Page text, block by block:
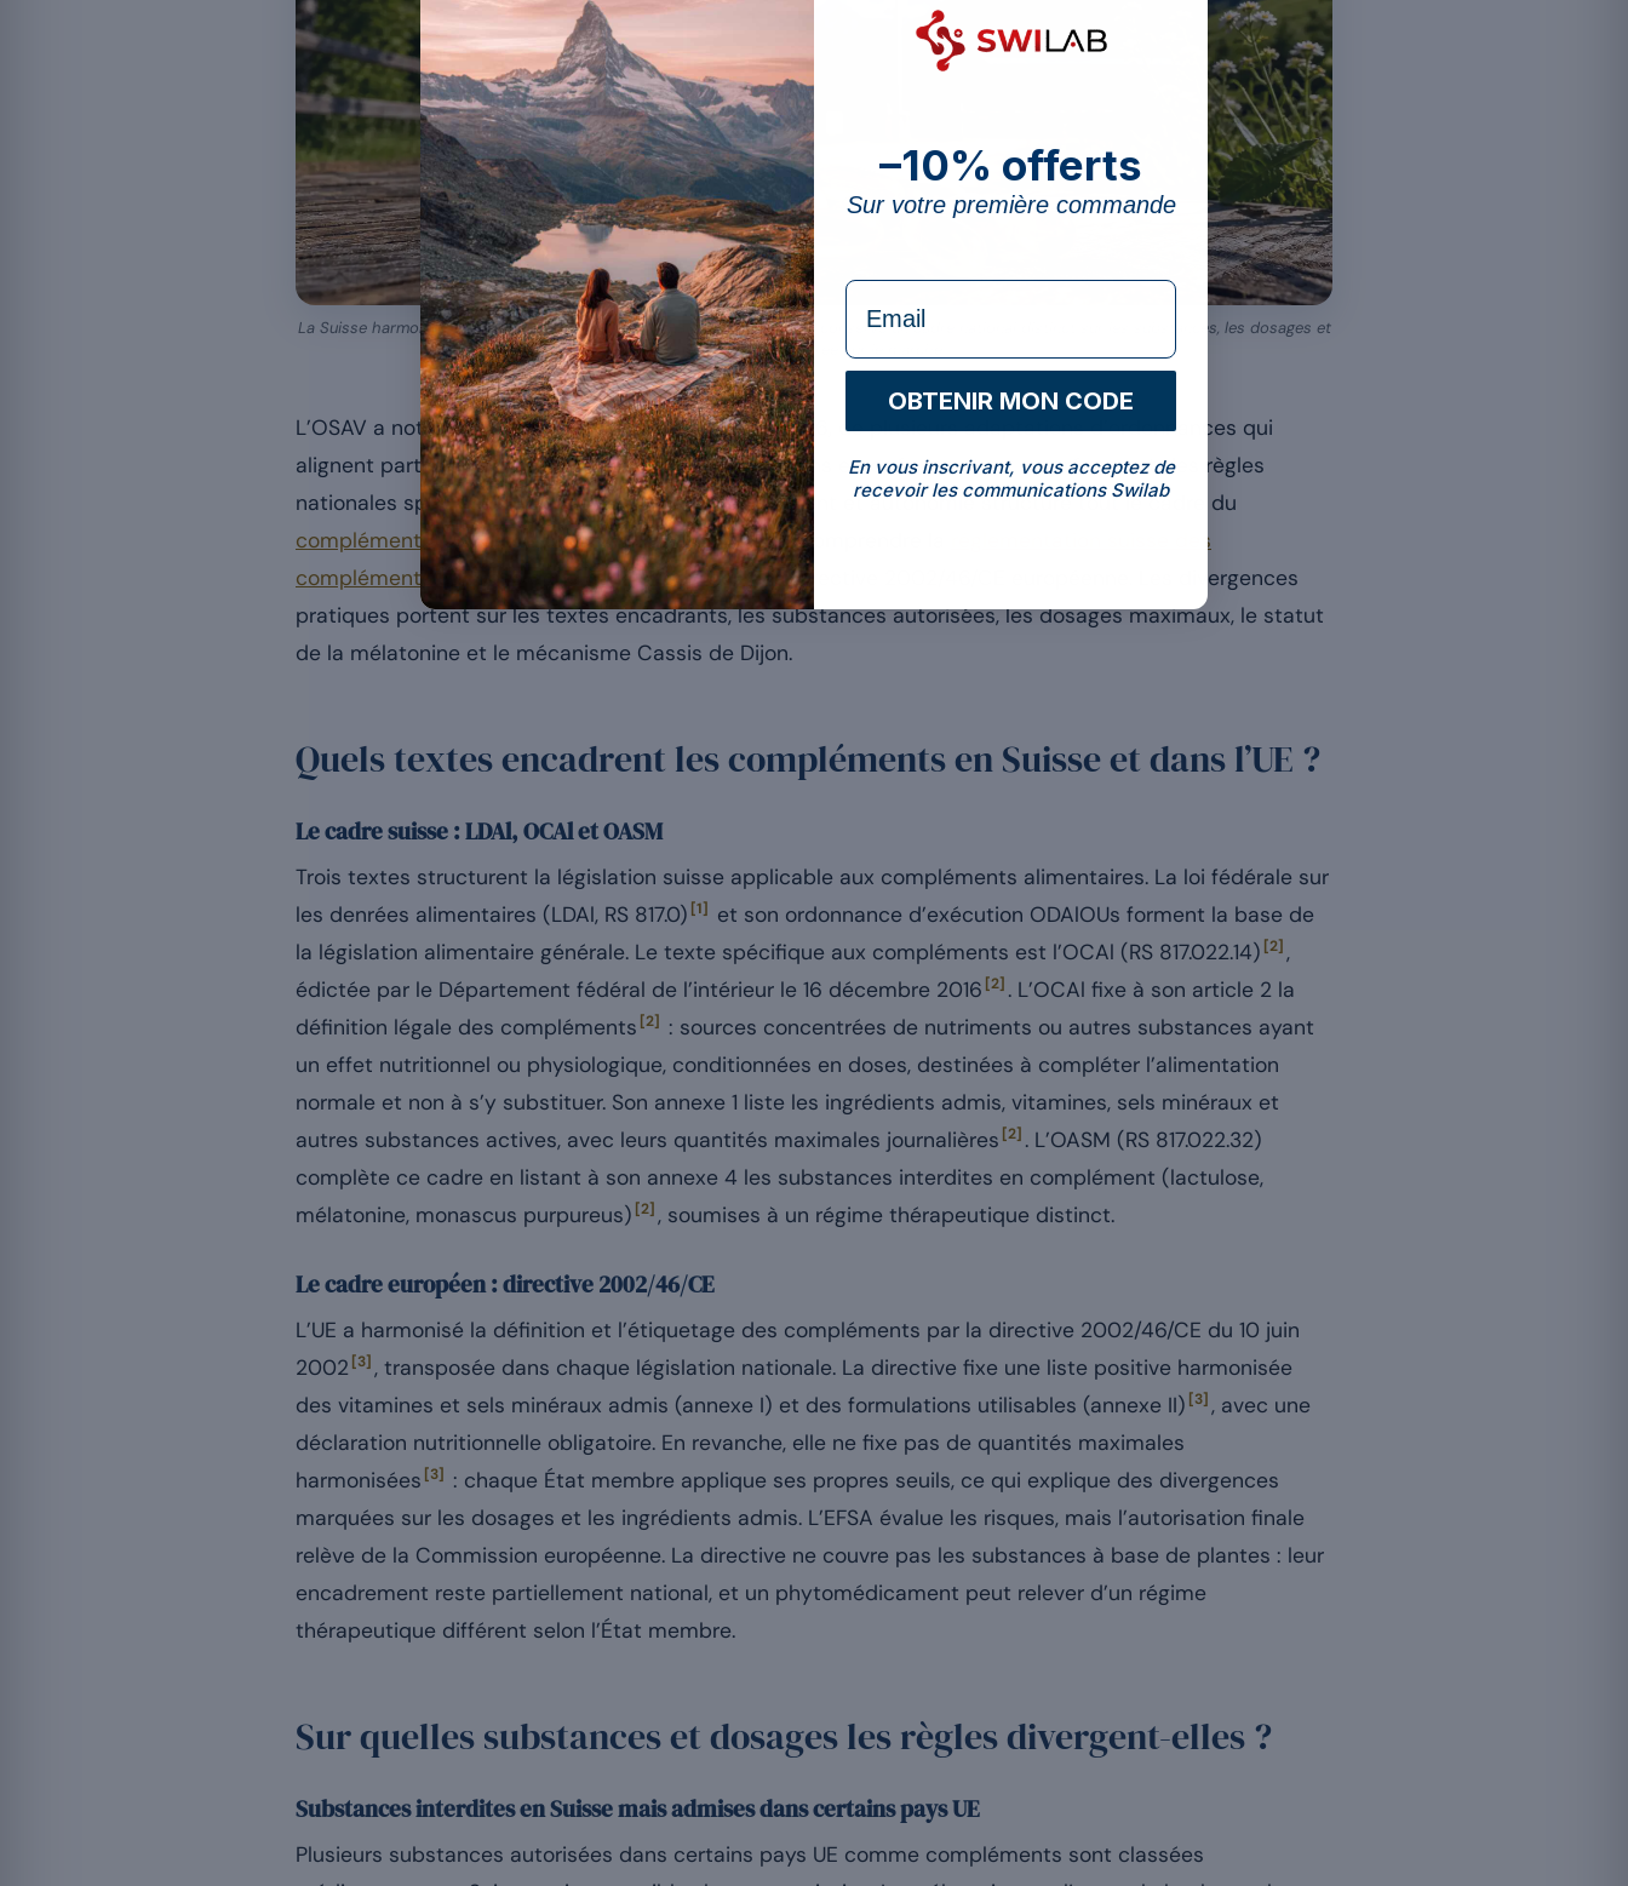
La Suisse harmonise une partie de son droit alimentaire avec l’UE, mais conserve un cadre national distinct sur les substances, les dosages et
la procédure d’entrée sur le marché.
L’OSAV a notifié l’entrée en vigueur, au 1erjanvier 2026, de plusieurs adaptations d’ordonnances qui
alignent partiellement le droit suisse sur les évolutions européennes tout en préservant des règles
nationales spécifiques. Cette tension entre alignement et autonomie structure tout le cadre du
complément alimentairecommercialisé en Suisse. Comprendre la
réglementation suisse des
compléments suppose donc de la situer face à la directive 2002/46/CE européenne. Les divergences
pratiques portent sur les textes encadrants, les substances autorisées, les dosages maximaux, le statut
de la mélatonine et le mécanisme Cassis de Dijon.
Quels textes encadrent les compléments en Suisse et dans l’UE ?
Le cadre suisse : LDAl, OCAl et OASM
Trois textes structurent la législation suisse applicable aux compléments alimentaires. La loi fédérale sur
les denrées alimentaires (LDAl, RS 817.0) [1]
et son ordonnance d’exécution ODAlOUs forment la base de
la législation alimentaire générale. Le texte spécifique aux compléments est l’OCAl (RS 817.022.14) [2] ,
édictée par le Département fédéral de l’intérieur le 16 décembre 2016 [2] . L’OCAl fixe à son article 2 la
définition légale des compléments [2]
: sources concentrées de nutriments ou autres substances ayant
un effet nutritionnel ou physiologique, conditionnées en doses, destinées à compléter l’alimentation
normale et non à s’y substituer. Son annexe 1 liste les ingrédients admis, vitamines, sels minéraux et
autres substances actives, avec leurs quantités maximales journalières [2] . L’OASM (RS 817.022.32)
complète ce cadre en listant à son annexe 4 les substances interdites en complément (lactulose,
mélatonine, monascus purpureus) [2] , soumises à un régime thérapeutique distinct.
Le cadre européen : directive 2002/46/CE
L’UE a harmonisé la définition et l’étiquetage des compléments par la directive 2002/46/CE du 10 juin
2002[3] , transposée dans chaque législation nationale. La directive fixe une liste positive harmonisée
des vitamines et sels minéraux admis (annexe I) et des formulations utilisables (annexe II) [3] , avec une
déclaration nutritionnelle obligatoire. En revanche, elle ne fixe pas de quantités maximales
harmonisées [3]
: chaque État membre applique ses propres seuils, ce qui explique des divergences
marquées sur les dosages et les ingrédients admis. L’EFSA évalue les risques, mais l’autorisation finale
relève de la Commission européenne. La directive ne couvre pas les substances à base de plantes : leur
encadrement reste partiellement national, et un phytomédicament peut relever d’un régime
thérapeutique différent selon l’État membre.
Sur quelles substances et dosages les règles divergent-elles ?
Substances interdites en Suisse mais admises dans certains pays UE
Plusieurs substances autorisées dans certains pays UE comme compléments sont classées
–10% offerts
Sur votre première commande
formulaire Email
OBTENIR MON CODE
En vous inscrivant, vous acceptez de
recevoir les communications Swilab